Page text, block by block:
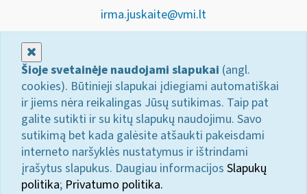
irma.juskaite@vmi.lt
Šioje svetainėje naudojami slapukai (angl.
cookies). Būtinieji slapukai įdiegiami automatiškai
ir jiems nėra reikalingas Jūsų sutikimas. Taip pat
galite sutikti ir su kitų slapukų naudojimu. Savo
sutikimą bet kada galėsite atšaukti pakeisdami
interneto naršyklės nustatymus ir ištrindami
įrašytus slapukus. Daugiau informacijos Slapukų
politika; Privatumo politika.